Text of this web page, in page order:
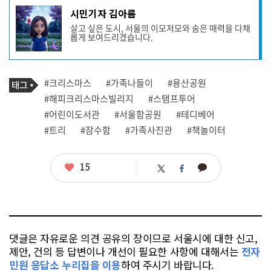
기
사
작
성
자
프
필
시민기자 김아름
살고 싶은 도시, 서울의 이모저모와 숨은 매력을 다채
롭게 보여드리겠습니다.
기
사
관
련
태
그
태
그
#크리스마스 #가족나들이
#용산공원
#해피크리스마스빌리지
#스탬프투어
#어린이도서관
#서울함공원
#테디베어
#트리
#잠수함 #가족사진관 #책놀이터
좋
15 트 페 카
댓글은 자유로운 의견 공유의 장이므로 서울시에 대한 신고,
제안, 건의 등 답변이나 개선이 필요한 사항에 대해서는 전자
민원 응답소 누리집을 이용하여 주시기 바랍니다.